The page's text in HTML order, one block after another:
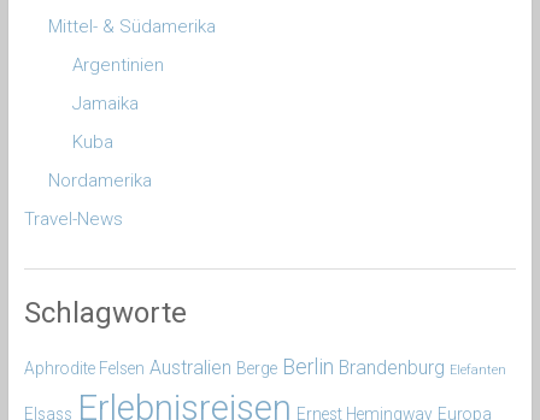
Mittel- & Südamerika
Argentinien
Jamaika
Kuba
Nordamerika
Travel-News
Schlagworte
Aphrodite Felsen Australien Berge Berlin Brandenburg Elefanten
Elsass Erlebnisreisen Ernest Hemingway Europa